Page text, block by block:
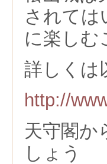
されては
に楽しむ
詳しくは
http://
天守閣か
しょう